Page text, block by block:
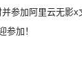
参加阿里云无
参加！